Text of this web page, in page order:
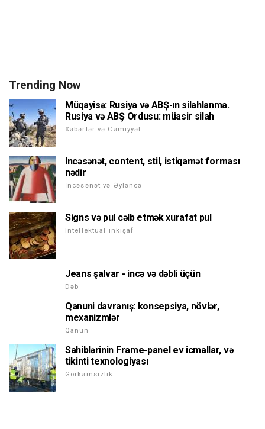
Trending Now
Müqayisə: Rusiya və ABŞ-ın silahlanma.
Rusiya və ABŞ Ordusu: müasir silah
Xəbərlər və Cəmiyyət
Incəsənət, content, stil, istiqamət forması
nədir
İncəsənət və Əyləncə
Signs və pul cəlb etmək xurafat pul
Intellektual inkişaf
Jeans şalvar - incə və dəbli üçün
Dəb
Qanuni davranış: konsepsiya, növlər,
mexanizmlər
Qanun
Sahiblərinin Frame-panel ev icmallar, və
tikinti texnologiyası
Görkəmsizlik